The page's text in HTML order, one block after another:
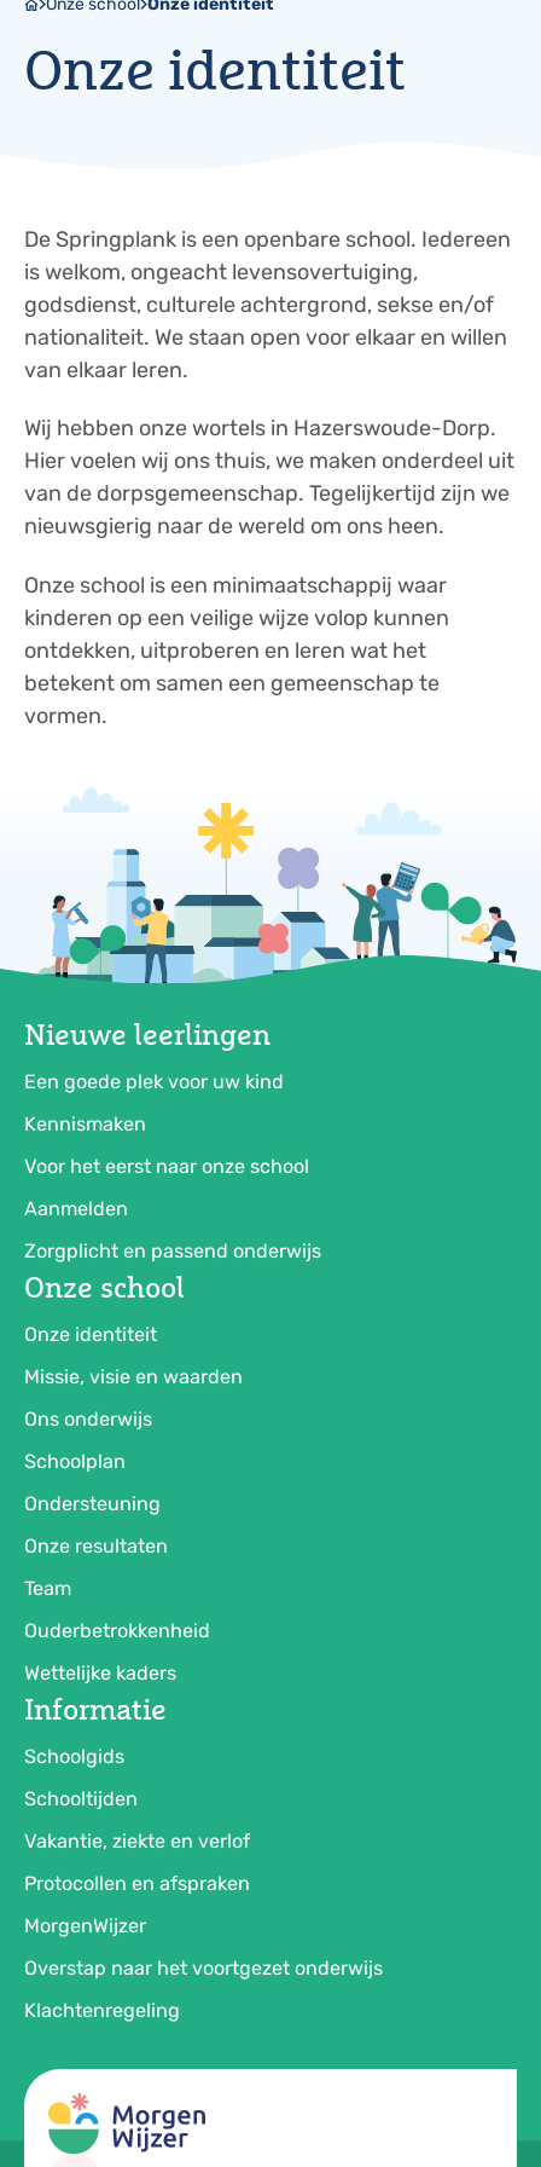
Onze school Onze identiteit
Onze identiteit
De Springplank is een openbare school. Iedereen
is welkom, ongeacht levensovertuiging,
godsdienst, culturele achtergrond, sekse en/of
nationaliteit. We staan open voor elkaar en willen
van elkaar leren.
Wij hebben onze wortels in Hazerswoude-Dorp.
Hier voelen wij ons thuis, we maken onderdeel uit
van de dorpsgemeenschap. Tegelijkertijd zijn we
nieuwsgierig naar de wereld om ons heen.
Onze school is een minimaatschappij waar
kinderen op een veilige wijze volop kunnen
ontdekken, uitproberen en leren wat het
betekent om samen een gemeenschap te
vormen.
Nieuwe leerlingen
Een goede plek voor uw kind
Kennismaken
Voor het eerst naar onze school
Aanmelden
Zorgplicht en passend onderwijs
Onze school
Onze identiteit
Missie, visie en waarden
Ons onderwijs
Schoolplan
Ondersteuning
Onze resultaten
Team
Ouderbetrokkenheid
Wettelijke kaders
Informatie
Schoolgids
Schooltijden
Vakantie, ziekte en verlof
Protocollen en afspraken
MorgenWijzer
Overstap naar het voortgezet onderwijs
Klachtenregeling